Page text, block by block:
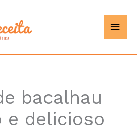
bacalhau
e delicioso